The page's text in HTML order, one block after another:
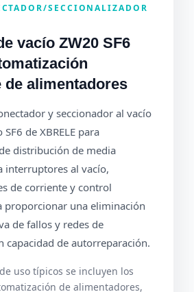
SECCIONALIZADOR
vacío ZW20 SF6
de alimentadores
y seccionador al vacío
de XBRELE para
distribución de media
interruptores al vacío,
de corriente y control
proporcionar una eliminación
de fallos y redes de
capacidad de autorreparación.
uso típicos se incluyen los
de alimentadores,